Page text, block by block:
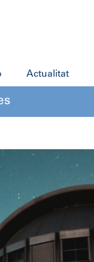
Actualitat